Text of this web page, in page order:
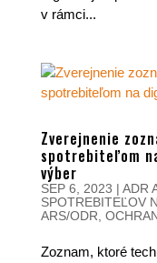
v rámci...
Zverejnenie
spotrebiteľom
výber
SEP 6, 2023 | ADR
SPOTREBITEĽOV
ARS/ODR
Zoznam, ktoré